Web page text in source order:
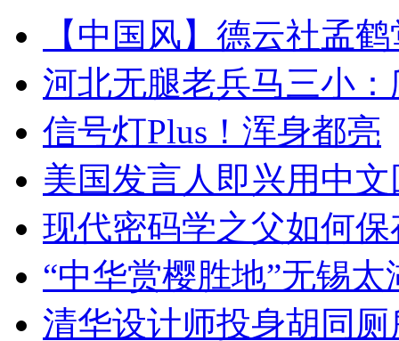
【中国风】德云社孟
河北无腿老兵马三小
信号灯Plus！浑身都亮
美国发言人即兴用中
现代密码学之父如何
“中华赏樱胜地”无锡
清华设计师投身胡同